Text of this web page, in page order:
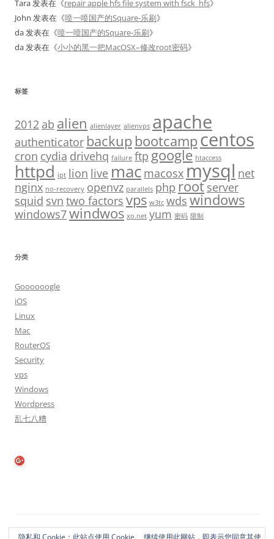
Tara发表在《repair apple hfs file system with fsck_hfs》
John 发表在《喷一喷国产的Square-乐刷》
da发表在《喷一喷国产的Square-乐刷》
da发表在《小小的黑一把MacOSX–修改root密码》
标签
2012 ab alien alienlayer alienvps apache
authenticator backupbootcampcentos
cron cydia drivehq failure ftp google htaccess
httpd ipt lion live mac macosxmysql net
nginx no-recovery openvz parallels php root server
squid svn two factors vps w3tc wds windows
windows7windwos xo.net yum 密码 限制
分类
Goooooogle
iOS
Linux
Mac
RouterOS
Security
vps
Windows
Wordpress
乱七八糟
隐私政策 自豪地采用WordPress
隐私和 Cookie：此站点使用 Cookie。 继续使用此网站，即表示您同意其使